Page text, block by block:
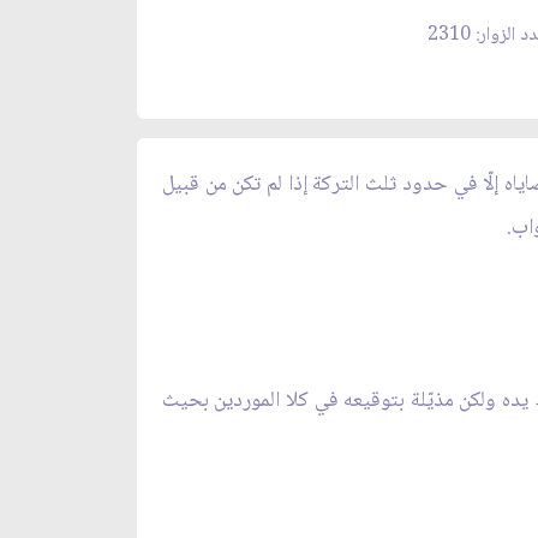
الزوار: 2310
إلّا في حدود ثلث التركة إذا لم تكن من قبيل
ولكن مذيّلة بتوقيعه في كلا الموردين بحيث